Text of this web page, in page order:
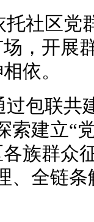
社区党
，开展
依。
包联共
索建立“
族群众
、全链